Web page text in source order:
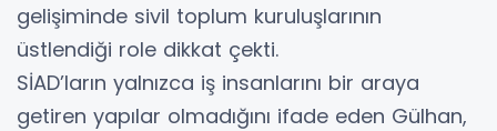
gelişiminde sivil toplum kuruluşlarının
üstlendiği role dikkat çekti.
SİAD’ların yalnızca iş insanlarını bir araya
getiren yapılar olmadığını ifade eden Gülhan,